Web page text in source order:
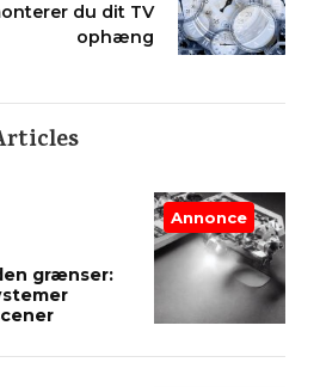
du dit TV
ophæng
grænser:
Annonce